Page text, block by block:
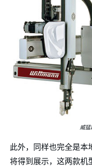
威猛
此外，同样也完全是本
将得到展示，这两款机